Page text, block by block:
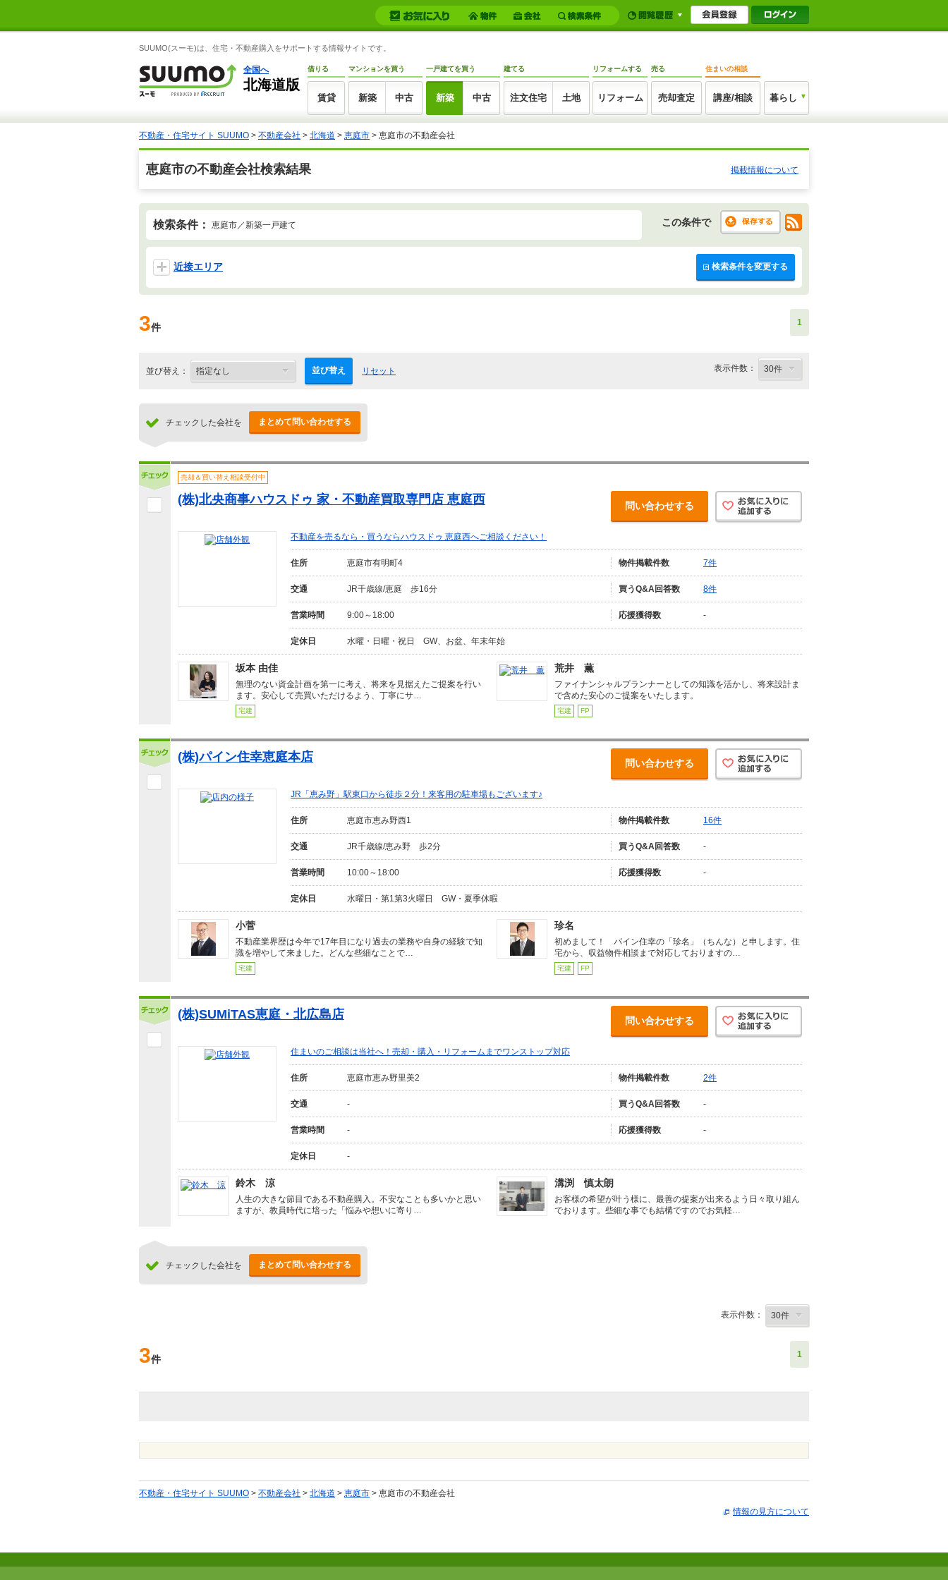
SUUMO(スーモ)は、住宅・不動産購入をサポートする情報サイトです。
全国へ
北海道版
借りる
賃貸
マンションを買う
新築 中古
一戸建てを買う
新築 中古
建てる
注文住宅 土地
リフォームする
リフォーム
売る
売却査定
住まいの相談
講座/相談 暮らし
不動産・住宅サイト SUUMO > 不動産会社 > 北海道 > 恵庭市 > 恵庭市の不動産会社
恵庭市の不動産会社検索結果 掲載情報について
検索条件： 恵庭市／新築一戸建て この条件で
近接エリア 検索条件を変更する
3件 1
並び替え： 並び替え リセット 表示件数：
チェックした会社を まとめて問い合わせする
売却＆買い替え相談受付中
(株)北央商事ハウスドゥ 家・不動産買取専門店 恵庭西 問い合わせする
不動産を売るなら・買うならハウスドゥ 恵庭西へご相談ください！
住所 恵庭市有明町4 物件掲載件数 7件
交通 JR千歳線/恵庭 歩16分 買うQ&A回答数 8件
営業時間 9:00～18:00 応援獲得数 -
定休日 水曜・日曜・祝日 GW、お盆、年末年始
坂本 由佳
無理のない資金計画を第一に考え、将来を見据えたご提案を行い
ます。安心して売買いただけるよう、丁寧にサ…
宅建
荒井 薫
ファイナンシャルプランナーとしての知識を活かし、将来設計ま
で含めた安心のご提案をいたします。
宅建 FP
(株)パイン住幸恵庭本店 問い合わせする
JR「恵み野」駅東口から徒歩２分！来客用の駐車場もございます♪
住所 恵庭市恵み野西1 物件掲載件数 16件
交通 JR千歳線/恵み野 歩2分 買うQ&A回答数 -
営業時間 10:00～18:00 応援獲得数 -
定休日 水曜日・第1第3火曜日 GW・夏季休暇
小菅
不動産業界歴は今年で17年目になり過去の業務や自身の経験で知
識を増やして来ました。どんな些細なことで…
宅建
珍名
初めまして！ パイン住幸の「珍名」（ちんな）と申します。住
宅から、収益物件相談まで対応しておりますの…
宅建 FP
(株)SUMiTAS恵庭・北広島店 問い合わせする
住まいのご相談は当社へ！売却・購入・リフォームまでワンストップ対応
住所 恵庭市恵み野里美2 物件掲載件数 2件
交通 - 買うQ&A回答数 -
営業時間 - 応援獲得数 -
定休日 -
鈴木 涼
人生の大きな節目である不動産購入。不安なことも多いかと思い
ますが、教員時代に培った「悩みや想いに寄り…
溝渕 慎太朗
お客様の希望が叶う様に、最善の提案が出来るよう日々取り組ん
でおります。些細な事でも結構ですのでお気軽…
チェックした会社を まとめて問い合わせする
表示件数：
3件 1
不動産・住宅サイト SUUMO > 不動産会社 > 北海道 > 恵庭市 > 恵庭市の不動産会社
情報の見方について